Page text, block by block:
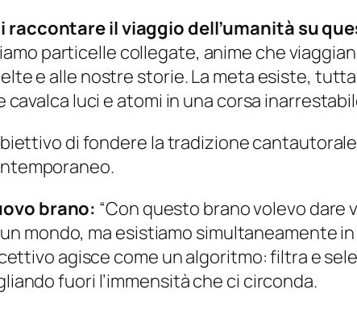
raccontare il viaggio dell’umanità su
particelle collegate, anime che
e alle nostre storie. La meta esiste,
luci e atomi in una corsa
di fondere la tradizione
brano: “Con questo brano volevo dare
mondo, ma esistiamo simultaneamente
agisce come un algoritmo: filtra e
fuori l’immensità che ci circonda.